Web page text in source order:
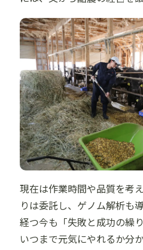
現在は作業時間や品質を考
りは委託し、ゲノム解析も
経つ今も「失敗と成功の繰
いつまで元気にやれるか分